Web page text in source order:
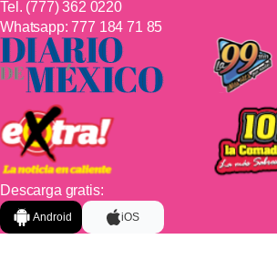
Tel. (777) 362 0220
Whatsapp:777 184 71 85
Descarga gratis:
Android iOS